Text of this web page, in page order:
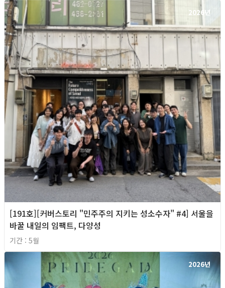
2026년
[191호][커버스토리 "민주주의 지키는 성소수자" #4] 서울을
바꿀 내일의 임팩트, 다양성
기간 : 5월
2026년